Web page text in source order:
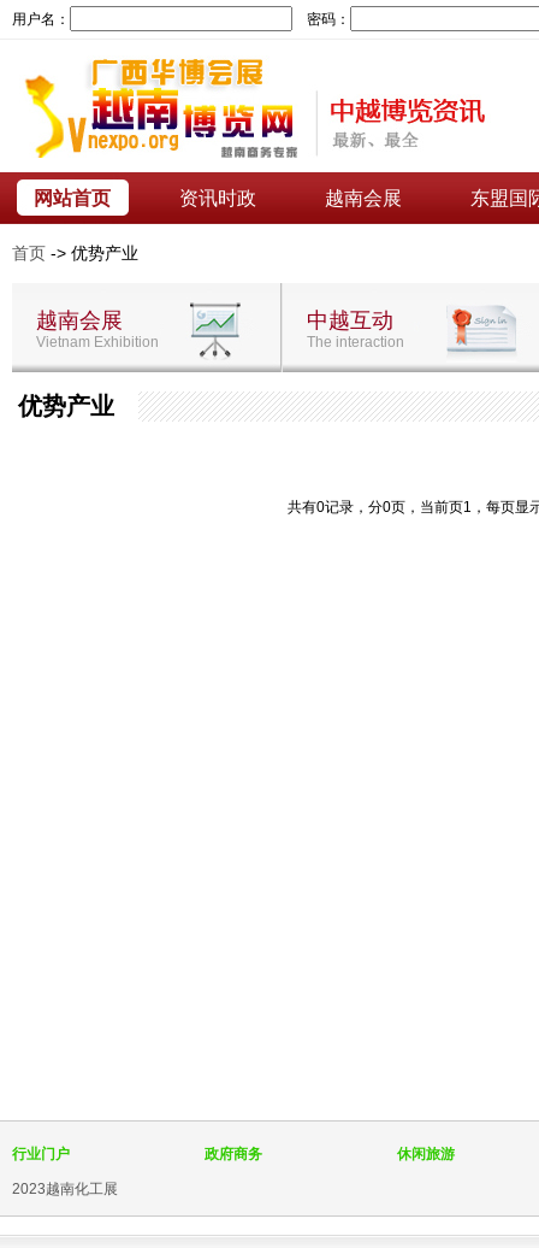
用户名： 密码：
网站首页 资讯时政 越南会展 东盟国
首页 -> 优势产业
越南会展
Vietnam Exhibition
中越互动
The interaction
优势产业
共有0记录，分0页，当前页1，每页显
行业门户
2023越南化工展
政府商务 休闲旅游